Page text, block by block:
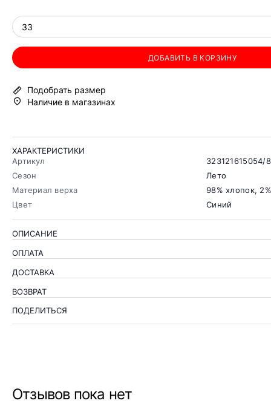
33
ДОБАВИТЬ В КОРЗИНУ
Подобрать размер
Наличие в магазинах
ХАРАКТЕРИСТИКИ
Артикул
323121615054/
Сезон
Лето
Материал верха
98% хлопок,
Цвет
Синий
ОПИСАНИЕ
ОПЛАТА
ДОСТАВКА
ВОЗВРАТ
ПОДЕЛИТЬСЯ
Отзывов пока нет